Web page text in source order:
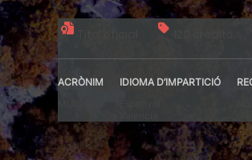
ACRÒNIM
IDIOMA D’IMPARTICIÓ